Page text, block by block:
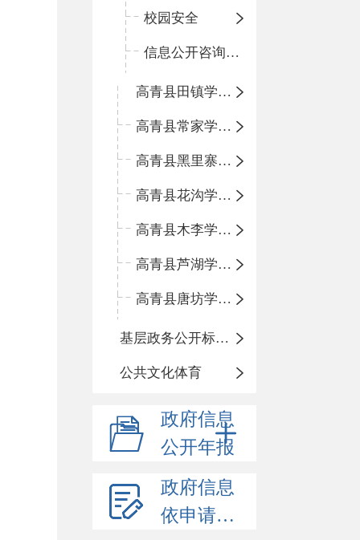
校园安全
信息公开咨询指南
高青县田镇学区中心小学
高青县常家学区中心小学
高青县黑里寨学区中心小学
高青县花沟学区中心小学
高青县木李学区中心小学
高青县芦湖学区中心小学
高青县唐坊学区中心小学
基层政务公开标准化规范化
公共文化体育
政府信息
公开年报
政府信息
依申请公开